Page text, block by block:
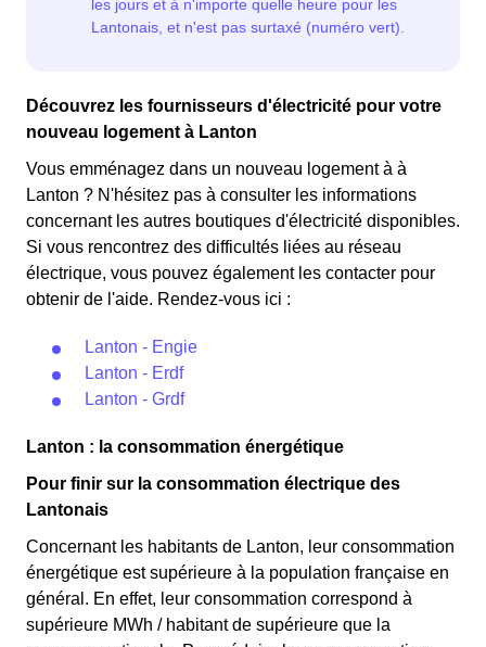
Découvrez les fournisseurs d'électricité pour votre
nouveau logement à Lanton
Vous emménagez dans un nouveau logement à à
Lanton ? N'hésitez pas à consulter les informations
concernant les autres boutiques d'électricité disponibles.
Si vous rencontrez des difficultés liées au réseau
électrique, vous pouvez également les contacter pour
obtenir de l'aide. Rendez-vous ici :
Lanton - Engie
Lanton - Erdf
Lanton - Grdf
Lanton : la consommation énergétique
Pour finir sur la consommation électrique des
Lantonais
Concernant les habitants de Lanton, leur consommation
énergétique est supérieure à la population française en
général. En effet, leur consommation correspond à
supérieure MWh / habitant de supérieure que la